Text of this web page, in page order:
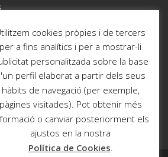
cookies pròpies i de tercers
per a fins analítics i per a mostrar-li
personalitzada sobre la base
perfil elaborat a partir dels seus
hàbits de navegació (per exemple,
pàgines visitades). Pot obtenir més
o canviar posteriorment els
ajustos en la nostra
Política de Cookies